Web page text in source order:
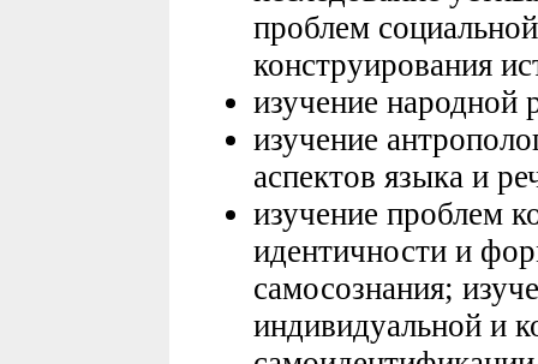
проблем
конструирования
изучение народной
изучение
аспектов языка и
изучение проблем
идентичности и
самосознания;
индивидуальной и